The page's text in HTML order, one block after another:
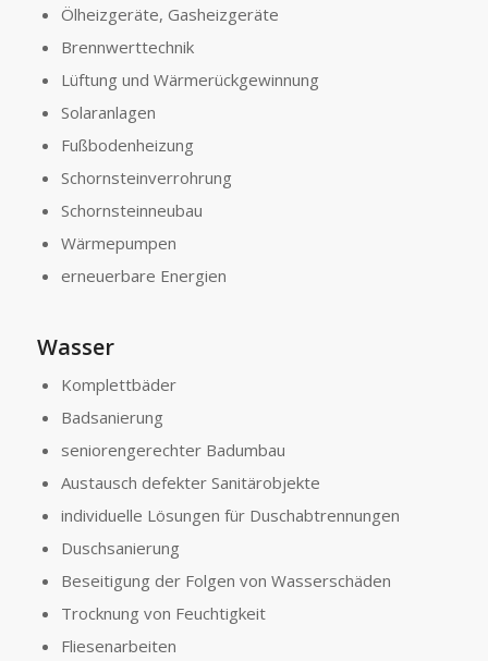
Ölheizgeräte, Gasheizgeräte
Brennwerttechnik
Lüftung und Wärmerückgewinnung
Solaranlagen
Fußbodenheizung
Schornsteinverrohrung
Schornsteinneubau
Wärmepumpen
erneuerbare Energien
Wasser
Komplettbäder
Badsanierung
seniorengerechter Badumbau
Austausch defekter Sanitärobjekte
individuelle Lösungen für Duschabtrennungen
Duschsanierung
Beseitigung der Folgen von Wasserschäden
Trocknung von Feuchtigkeit
Fliesenarbeiten